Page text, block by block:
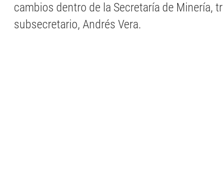
cambios dentro de la Secretaría de Minería,
subsecretario, Andrés Vera.